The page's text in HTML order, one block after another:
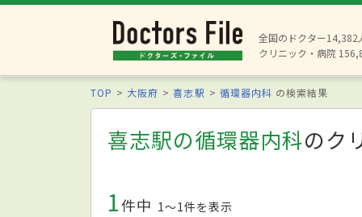
全国のドクター14,382
クリニック・病院
TOP 大阪府 喜志駅 循環器内科 の検索結果
喜志駅の循環器内科のク
1件中 1〜1件を表示